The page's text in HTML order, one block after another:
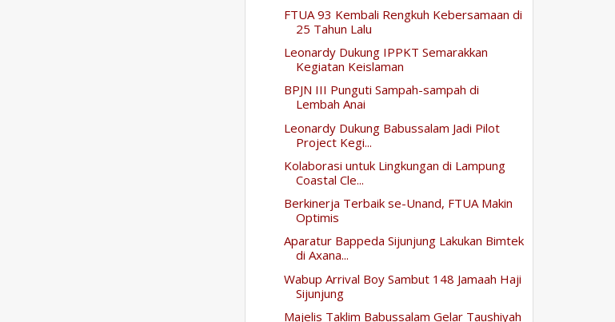
FTUA 93 Kembali Rengkuh Kebersamaan di
25 Tahun Lalu
Leonardy Dukung IPPKT Semarakkan
Kegiatan Keislaman
BPJN III Punguti Sampah-sampah di
Lembah Anai
Leonardy Dukung Babussalam Jadi Pilot
Project Kegi...
Kolaborasi untuk Lingkungan di Lampung
Coastal Cle...
Berkinerja Terbaik se-Unand, FTUA Makin
Optimis
Aparatur Bappeda Sijunjung Lakukan Bimtek
di Axana...
Wabup Arrival Boy Sambut 148 Jamaah Haji
Sijunjung
Majelis Taklim Babussalam Gelar Taushiyah